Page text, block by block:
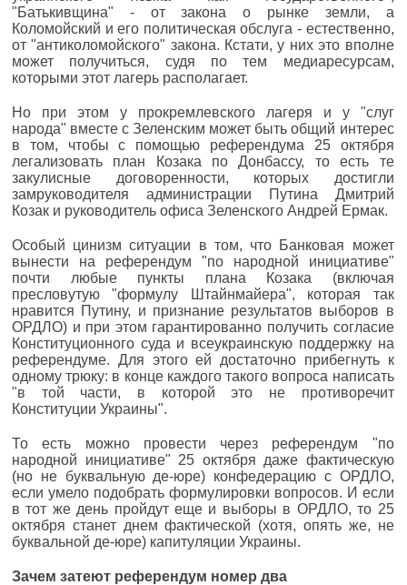
"Батькивщина" - от закона о рынке земли, а
Коломойский и его политическая обслуга - естественно,
от "антиколомойского" закона. Кстати, у них это вполне
может получиться, судя по тем медиаресурсам,
которыми этот лагерь располагает.
Но при этом у прокремлевского лагеря и у "слуг
народа" вместе с Зеленским может быть общий интерес
в том, чтобы с помощью референдума 25 октября
легализовать план Козака по Донбассу, то есть те
закулисные договоренности, которых достигли
замруководителя администрации Путина Дмитрий
Козак и руководитель офиса Зеленского Андрей Ермак.
Особый цинизм ситуации в том, что Банковая может
вынести на референдум "по народной инициативе"
почти любые пункты плана Козака (включая
пресловутую "формулу Штайнмайера", которая так
нравится Путину, и признание результатов выборов в
ОРДЛО) и при этом гарантированно получить согласие
Конституционного суда и всеукраинскую поддержку на
референдуме. Для этого ей достаточно прибегнуть к
одному трюку: в конце каждого такого вопроса написать
"в той части, в которой это не противоречит
Конституции Украины".
То есть можно провести через референдум "по
народной инициативе" 25 октября даже фактическую
(но не буквальную де-юре) конфедерацию с ОРДЛО,
если умело подобрать формулировки вопросов. И если
в тот же день пройдут еще и выборы в ОРДЛО, то 25
октября станет днем фактической (хотя, опять же, не
буквальной де-юре) капитуляции Украины.
Зачем затеют референдум номер два